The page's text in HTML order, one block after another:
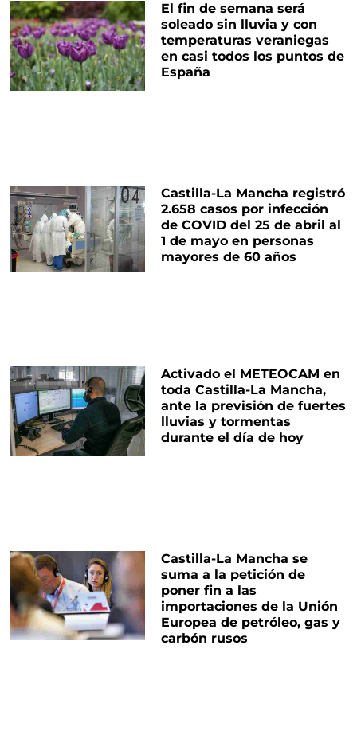
El fin de semana será
soleado sin lluvia y con
temperaturas veraniegas
en casi todos los puntos de
España
Castilla-La Mancha registró
2.658 casos por infección
de COVID del 25 de abril al
1 de mayo en personas
mayores de 60 años
Activado el METEOCAM en
toda Castilla-La Mancha,
ante la previsión de fuertes
lluvias y tormentas
durante el día de hoy
Castilla-La Mancha se
suma a la petición de
poner fin a las
importaciones de la Unión
Europea de petróleo, gas y
carbón rusos